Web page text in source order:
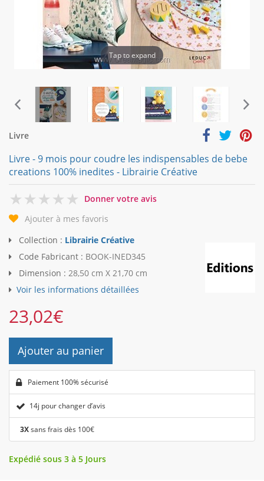
Tap to expand
Livre
Livre - 9 mois pour coudre les indispensables de bebe
creations 100% inedites - Librairie Créative
0
Donner votre avis
Ajouter à mes favoris
Collection : Librairie Créative
Code Fabricant : BOOK-INED345
Dimension : 28,50 cm X 21,70 cm
Voir les informations détaillées
23,02€
Ajouter au panier
Paiement 100% sécurisé
14j pour changer d’avis
3Xsans frais dès 100€
Expédié sous 3 à 5 Jours